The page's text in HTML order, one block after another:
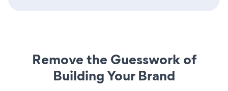
Remove the Guesswork of
Building Your Brand